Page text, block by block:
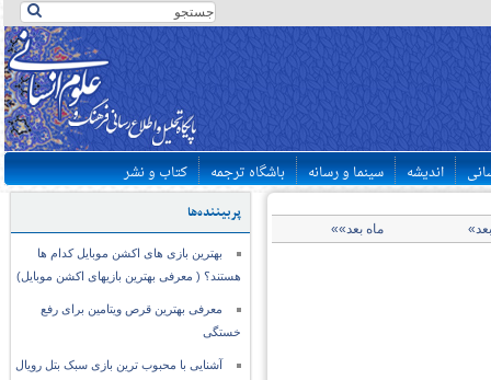
اندیشه سینما و رسانه باشگاه ترجمه کتاب و نشر
پربیننده‌ها
بهترین بازی های اکشن موبایل کدام ها
هستند؟ ( معرفی بهترین بازیهای اکشن موبایل)
معرفی بهترین قرص ویتامین برای رفع
خستگی
آشنایی با محبوب ترین بازی سبک بتل رویال
ماه بعد»»